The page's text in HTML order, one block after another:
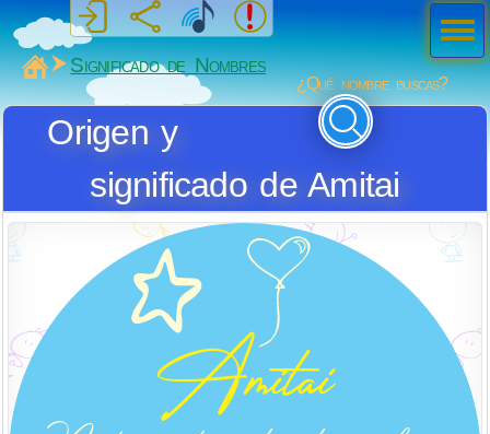
MiSabueso
Significado de Nombres
¿Qué nombre buscas?
Origen y
significado de Amitai
Men
ú